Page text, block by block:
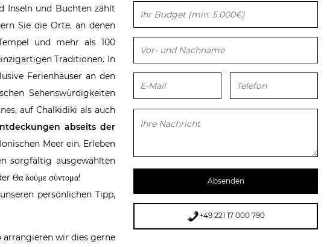
Inseln und Buchten zählt
Sie die Orte, an denen
und mehr als 100
Traditionen. In
Ferienhäuser an den
Sehenswürdigkeiten
auf Chalkidiki als auch
abseits der
Meer ein. Erleben
sorgfältig ausgewählten
δούμε σύντομα!
persönlichen Tipp,
arrangieren wir dies gerne
Bitte lasse dieses Feld leer.
Bitte lasse dieses Feld leer.
+49 221 17 000 790